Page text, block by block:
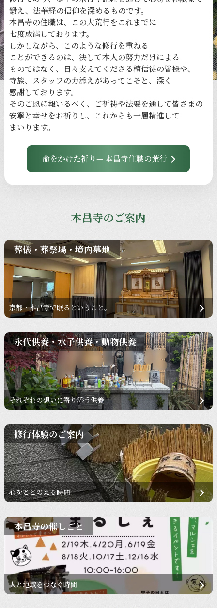
鍛え、 法華経の信仰を深める ものです。
本昌寺の住職は、 この大荒行をこれまでに
七度成満しております。
しかしながら、
このような修行を重ねる
ことができるのは、 決して本人の努力だけによる
ものではなく、
日々支えてくださる檀信徒の皆様や、
寺族、 スタッフの力添えがあってこそと、 深く
感謝しております。
そのご恩に報いるべく、 ご祈祷や法要を通して皆さまの
安寧と幸せをお祈りし、 これからも一層精進して
まいります。
命をかけた祈り— 本昌寺住職の荒行
本昌寺のご案内
葬儀・葬祭場・境内墓地
京都・本昌寺で眠るということ。
永代供養・水子供養・動物供養
それぞれの想いに寄り添う供養
修行体験のご案内
心をととのえる時間
本昌寺の催しごと
人と地域をつなぐ時間